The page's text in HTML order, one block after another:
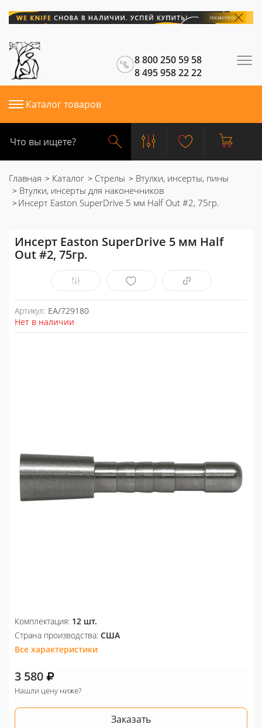
8 800 250 59 58
8 495 958 22 22
Каталог товаров
Главная Каталог Стрелы
Втулки, инсерты, пины
Втулки, инсерты для наконечников
Инсерт Easton SuperDrive 5 мм Half Out #2, 75гр.
Инсерт Easton SuperDrive 5 мм Half
Out #2, 75гр.
Артикул: EA/729180
Нет в наличии
Комплектация: 12 шт.
Страна производства: США
Все характеристики
3 580
Нашли цену ниже?
Заказать